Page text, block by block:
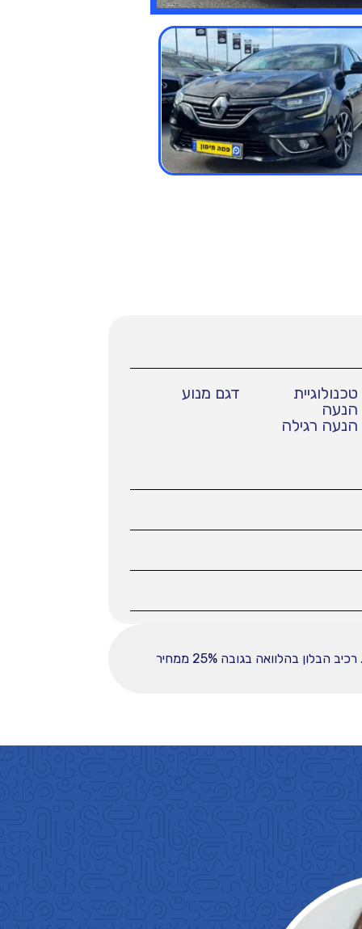
טכנולוגיית
הנעה
הנעה רגילה
דגם מנוע
ההחזר החודשי לחודש המפורט לעיל מבוסס על עסקה הכוללת מקדמה בסך 36000, ובפריסה ל-60 תשלומים. רכיב הבלון בהלוואה בגובה 25% ממחיר